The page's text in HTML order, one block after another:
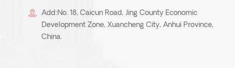
Add:No. 18, Caicun Road, Jing County Economic
Development Zone, Xuancheng City, Anhui Province,
China.